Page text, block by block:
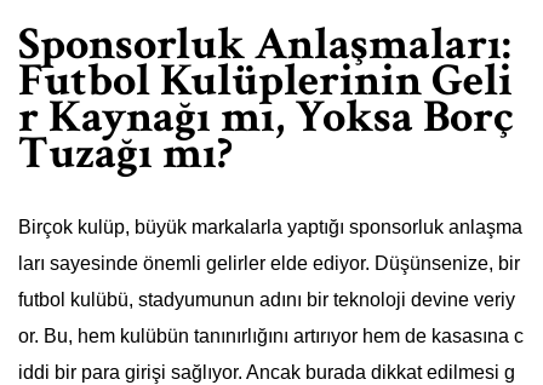
Sponsorluk Anlaşmaları:
Futbol Kulüplerinin Geli
r Kaynağı mı, Yoksa Borç
Tuzağı mı?
Birçok kulüp, büyük markalarla yaptığı sponsorluk anlaşma
ları sayesinde önemli gelirler elde ediyor. Düşünsenize, bir
futbol kulübü, stadyumunun adını bir teknoloji devine veriy
or. Bu, hem kulübün tanınırlığını artırıyor hem de kasasına c
iddi bir para girişi sağlıyor. Ancak burada dikkat edilmesi g